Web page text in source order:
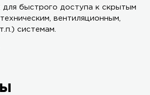
для быстрого доступа к скрытым
вентиляционным,
системам.